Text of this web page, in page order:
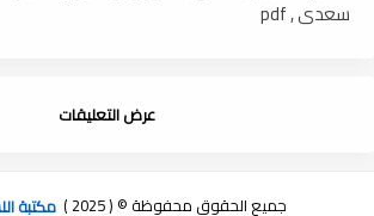
سعدي , pdf
عرض التعليقات
جميع الحقوق محفوظة © ( 2025 ) مكتبة